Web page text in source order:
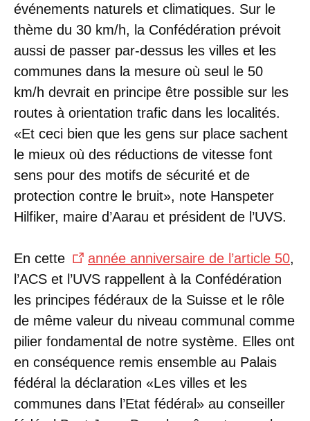
événements naturels et climatiques. Sur le
thème du 30 km/h, la Confédération prévoit
aussi de passer par-dessus les villes et les
communes dans la mesure où seul le 50
km/h devrait en principe être possible sur les
routes à orientation trafic dans les localités.
«Et ceci bien que les gens sur place sachent
le mieux où des réductions de vitesse font
sens pour des motifs de sécurité et de
protection contre le bruit», note Hanspeter
Hilfiker, maire d’Aarau et président de l’UVS.
En cette année anniversaire de l’article 50,
l’ACS et l’UVS rappellent à la Confédération
les principes fédéraux de la Suisse et le rôle
de même valeur du niveau communal comme
pilier fondamental de notre système. Elles ont
en conséquence remis ensemble au Palais
fédéral la déclaration «Les villes et les
communes dans l’Etat fédéral» au conseiller